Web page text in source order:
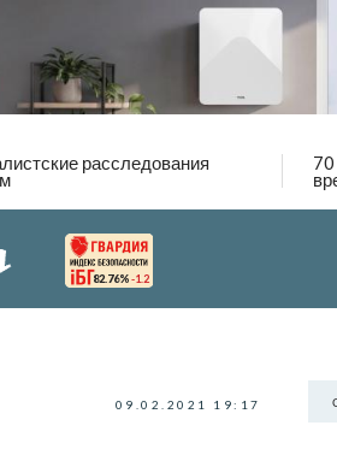
расследования
82.76% -1.2
09.02.2021 19:17